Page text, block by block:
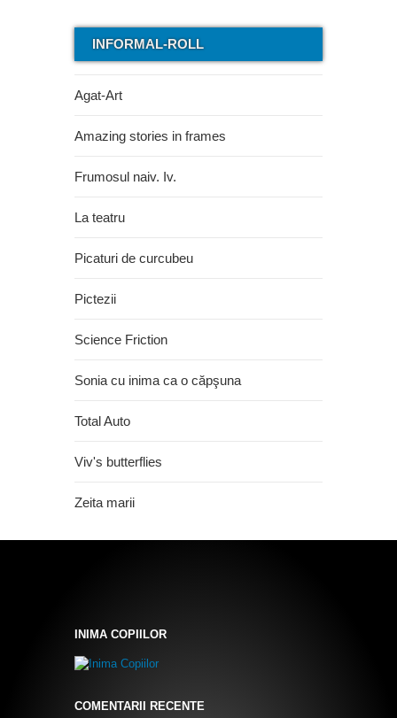
INFORMAL-ROLL
Agat-Art
Amazing stories in frames
Frumosul naiv. Iv.
La teatru
Picaturi de curcubeu
Pictezii
Science Friction
Sonia cu inima ca o căpşuna
Total Auto
Viv's butterflies
Zeita marii
INIMA COPIILOR
COMENTARII RECENTE